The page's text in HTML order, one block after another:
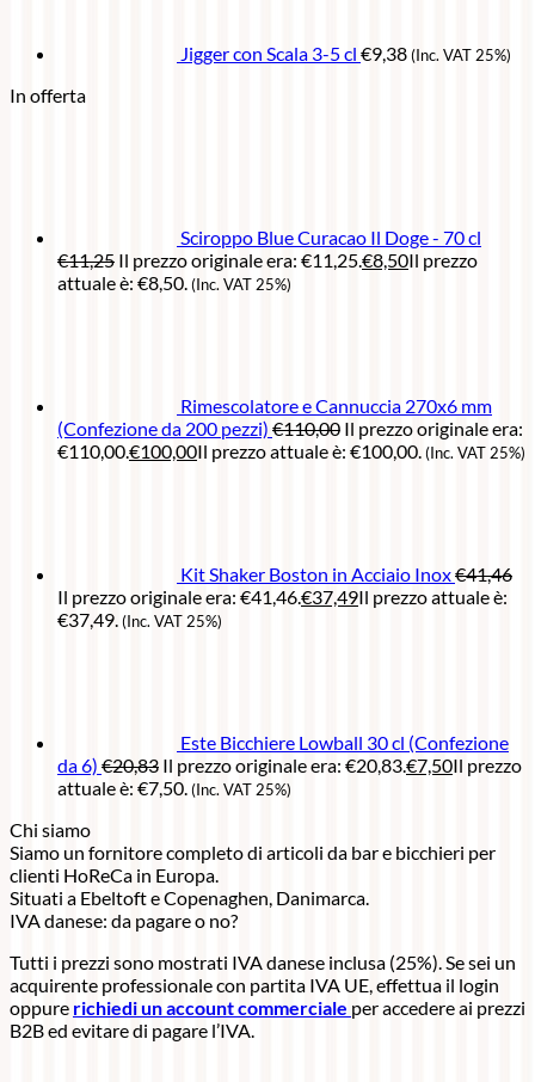
Jigger con Scala 3-5 cl €9,38(Inc. VAT 25%)
In offerta
Sciroppo Blue Curacao Il Doge - 70 cl
€11,25 Il prezzo originale era: €11,25.€8,50Il prezzo
attuale è: €8,50.(Inc. VAT 25%)
Rimescolatore e Cannuccia 270x6 mm
(Confezione da 200 pezzi) €110,00 Il prezzo originale era:
€110,00.€100,00Il prezzo attuale è: €100,00.(Inc. VAT 25%)
Kit Shaker Boston in Acciaio Inox€41,46
Il prezzo originale era: €41,46.€37,49Il prezzo attuale è:
€37,49.(Inc. VAT 25%)
Este Bicchiere Lowball 30 cl (Confezione
da 6) €20,83 Il prezzo originale era: €20,83.€7,50Il prezzo
attuale è: €7,50.(Inc. VAT 25%)
Chi siamo
Siamo un fornitore completo di articoli da bar e bicchieri per
clienti HoReCa in Europa.
Situati a Ebeltoft e Copenaghen, Danimarca.
IVA danese: da pagare o no?
Tutti i prezzi sono mostrati IVA danese inclusa (25%). Se sei un
acquirente professionale con partita IVA UE, effettua il login
oppure richiedi un account commerciale per accedere ai prezzi
B2B ed evitare di pagare l’IVA.